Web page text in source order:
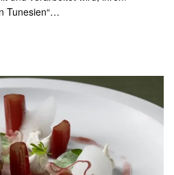
Tunesien“…